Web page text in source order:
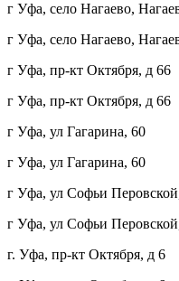
г Уфа, село Нагаево,
г Уфа, село Нагаево,
г Уфа, пр-кт Октября, д 66
г Уфа, пр-кт Октября, д 66
г Уфа, ул Гагарина, 60
г Уфа, ул Гагарина, 60
г Уфа, ул Софьи
г Уфа, ул Софьи
г. Уфа, пр-кт Октября, д 6